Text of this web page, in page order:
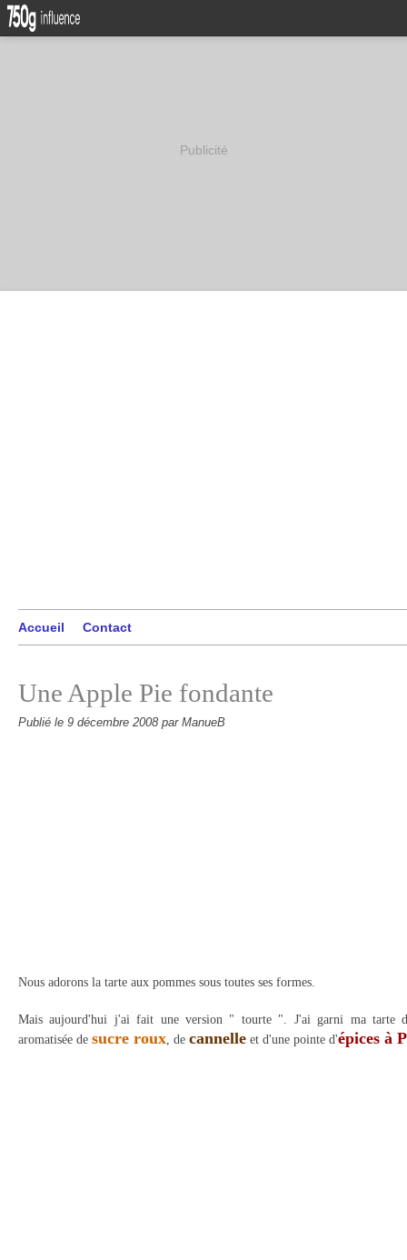
Publicité
Accueil Contact
Une Apple Pie fondante
Publié le 9 décembre 2008 par ManueB
Nous adorons la tarte aux pommes sous toutes ses formes.
Mais aujourd'hui j'ai fait une version " tourte ". J'ai garni ma tarte
aromatisée de sucre roux, de cannelle et d'une pointe d'épices à